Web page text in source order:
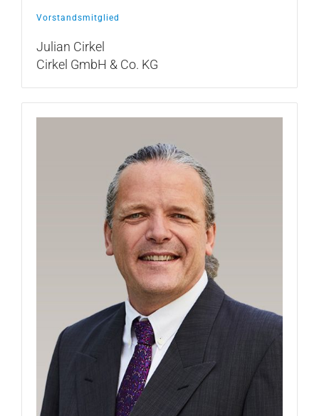
Vorstandsmitglied
Julian Cirkel
Cirkel GmbH & Co. KG